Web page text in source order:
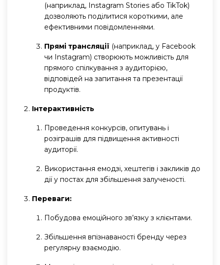
(наприклад, Instagram Stories або TikTok)
дозволяють поділитися короткими, але
ефективними повідомленнями.
Прямі трансляції (наприклад, у Facebook
чи Instagram) створюють можливість для
прямого спілкування з аудиторією,
відповідей на запитання та презентації
продуктів.
Інтерактивність
Проведення конкурсів, опитувань і
розіграшів для підвищення активності
аудиторії.
Використання емодзі, хештегів і закликів до
дії у постах для збільшення залученості.
Переваги:
Побудова емоційного зв’язку з клієнтами.
Збільшення впізнаваності бренду через
регулярну взаємодію.